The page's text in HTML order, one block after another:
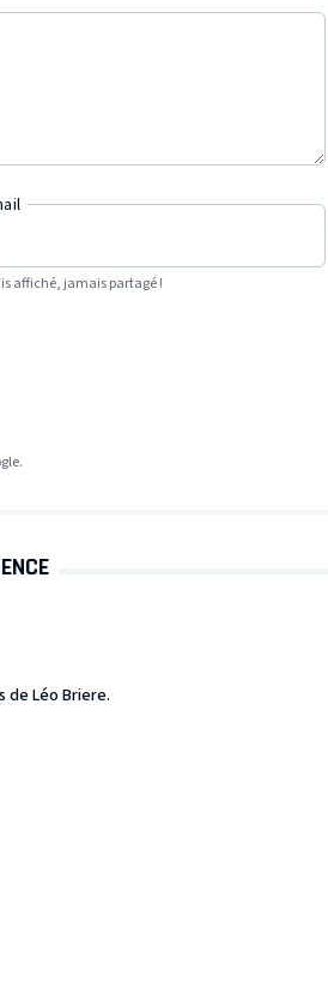
affiché, jamais partagé !
de Léo Briere.